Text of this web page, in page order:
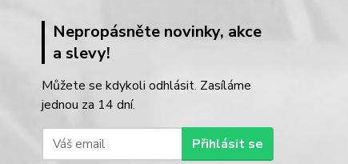
Nepropásněte novinky, akce
a slevy!
Můžete se kdykoli odhlásit. Zasíláme
jednou za 14 dní.
Přihlásit se